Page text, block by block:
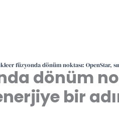
füzyonda dönüm noktası: OpenStar,
dönüm
bir